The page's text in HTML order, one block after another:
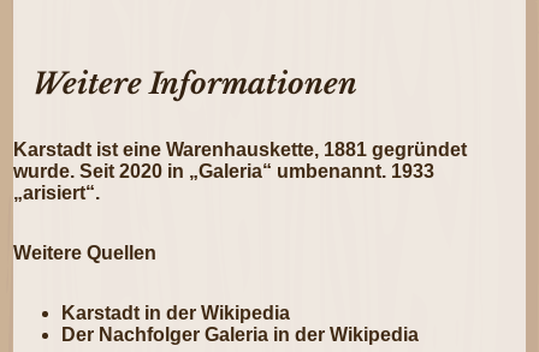
Weitere Informationen
Karstadt ist eine Warenhauskette, 1881 gegründet
wurde. Seit 2020 in „Galeria“ umbenannt. 1933
„arisiert“.
Weitere Quellen
Karstadt in der Wikipedia
Der NachfolgerGaleria in der Wikipedia